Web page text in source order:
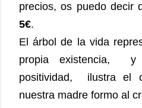
precios, os puedo decir
5€.
El árbol de la vida
propia existencia, y
positividad, ilustra el
nuestra madre formo al